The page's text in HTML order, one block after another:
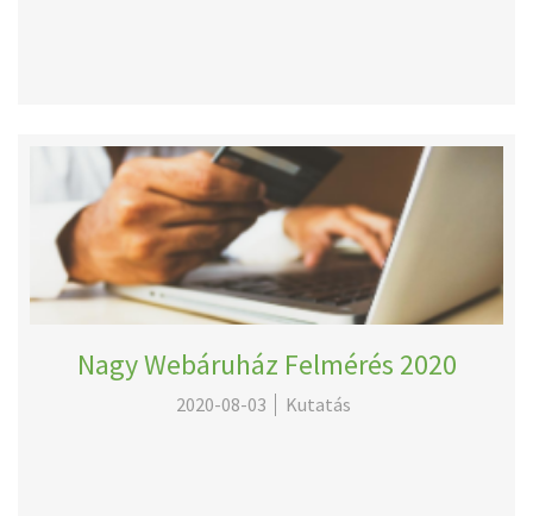
Nagy Webáruház Felmérés 2020
2020-08-03 Kutatás